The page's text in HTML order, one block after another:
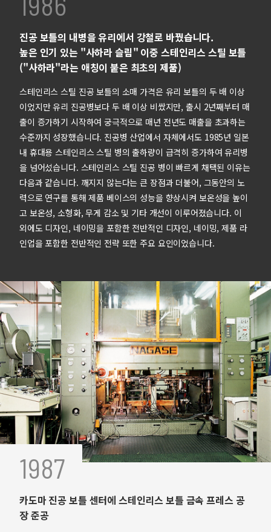
진공 보틀의 내병을 유리에서 강철로 바꿨습니다.
높은 인기 있는 "사하라 슬림" 이중 스테인리스 스틸 보틀
("사하라"라는 애칭이 붙은 최초의 제품)
스테인리스 스틸 진공 보틀의 소매 가격은 유리 보틀의 두 배 이상
이었지만 유리 진공병보다 두 배 이상 비쌌지만, 출시 2년째부터 매
출이 증가하기 시작하여 궁극적으로 매년 전년도 매출을 초과하는
수준까지 성장했습니다. 진공병 산업에서 자체에서도 1985년 일본
내 휴대용 스테인리스 스틸 병의 출하량이 급격히 증가하여 유리병
을 넘어섰습니다. 스테인리스 스틸 진공 병이 빠르게 채택된 이유는
다음과 같습니다. 깨지지 않는다는 큰 장점과 더불어, 그동안의 노
력으로 연구를 통해 제품 베이스의 성능을 향상시켜 보온성을 높이
고 보온성, 소형화, 무게 감소 및 기타 개선이 이루어졌습니다. 이
외에도 디자인, 네이밍을 포함한 전반적인 디자인, 네이밍, 제품 라
인업을 포함한 전반적인 전략 또한 주요 요인이었습니다.
1987
카도마 진공 보틀 센터에 스테인리스 보틀 금속 프레스 공
장 준공